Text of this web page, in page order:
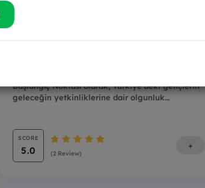
Başlangıç Noktası olarak, Türkiye'deki gençlerin
geleceğin yetkinliklerine dair olgunluk
SCORE
5.0 (2 Review)
+